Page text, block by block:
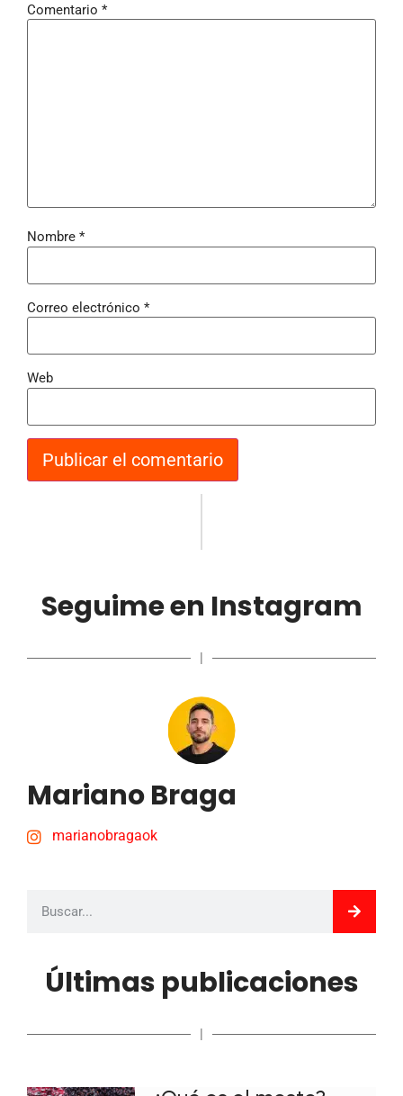
Comentario *
Nombre *
Correo electrónico *
Web
Seguime en Instagram
Mariano Braga
marianobragaok
Últimas publicaciones